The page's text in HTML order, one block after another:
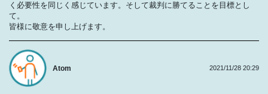
く必要性を同じく感じています。そして裁判に勝てることを目標とし
て。
皆様に敬意を申し上げます。
Atom 2021/11/28 20:29